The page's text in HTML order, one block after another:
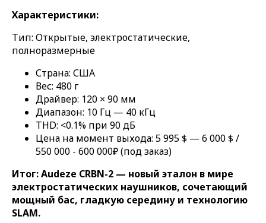
Характеристики:
Тип: Открытые, электростатические,
полноразмерные
Страна: США
Вес: 480 г
Драйвер: 120 × 90 мм
Диапазон: 10 Гц — 40 кГц
THD: <0.1% при 90 дБ
Цена на момент выхода: 5 995 $ — 6 000 $ /
550 000 - 600 000₽ (под заказ)
Итог: Audeze CRBN-2 — новый эталон в мире
электростатических наушников, сочетающий
мощный бас, гладкую середину и технологию
SLAM.